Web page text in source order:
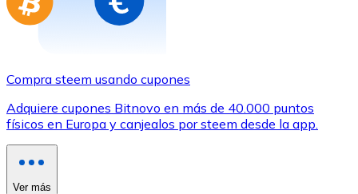
Compra steem usando cupones
Adquiere cupones Bitnovo en más de 40.000 puntos
físicos en Europa y canjealos por steem desde la app.
Ver más